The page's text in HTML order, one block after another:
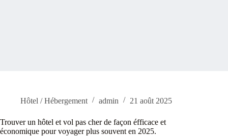
Hôtel / Hébergement admin 21 août 2025
Trouver un hôtel et vol pas cher de façon éfficace et
économique pour voyager plus souvent en 2025.